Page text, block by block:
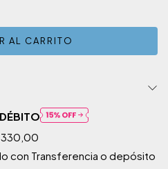
DÉBITO
con Transferencia o depósito